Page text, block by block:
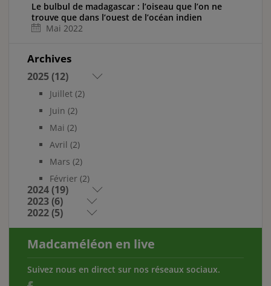
CIRCUITS POPULAIRES
l’Andringitra au
Makay
Joyau du Nord
Voir tout
Le bulbul de madagascar : l’oiseau que l’on ne
trouve que dans l’ouest de l’océan indien
Mai 2022
Archives
2025 (12)
Juillet(2)
Juin (2)
Mai (2)
Avril (2)
Mars (2)
Février(2)
2024 (19)
2023 (6)
2022 (5)
Madcaméléon en live
Suivez nous en direct sur nos réseaux sociaux.